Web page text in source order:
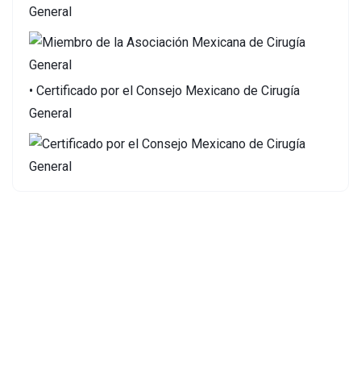
General
• Certificado por el Consejo Mexicano de Cirugía
General